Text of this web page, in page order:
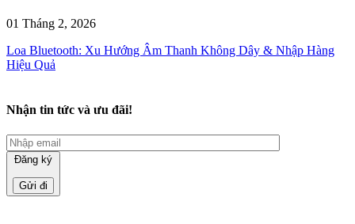
01 Tháng 2, 2026
Loa Bluetooth: Xu Hướng Âm Thanh Không Dây & Nhập Hàng
Hiệu Quả
Nhận tin tức và ưu đãi!
Đăng ký